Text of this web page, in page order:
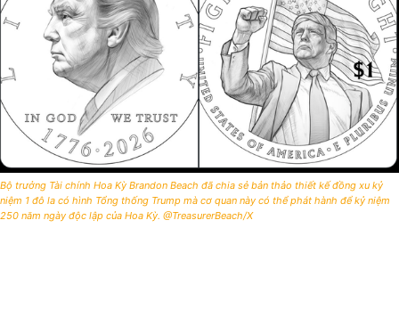
Bộ trưởng Tài chính Hoa Kỳ Brandon Beach đã chia sẻ bản thảo thiết kế đồng xu kỷ
niệm 1 đô la có hình Tổng thống Trump mà cơ quan này có thể phát hành để kỷ niệm
250 năm ngày độc lập của Hoa Kỳ. @TreasurerBeach/X